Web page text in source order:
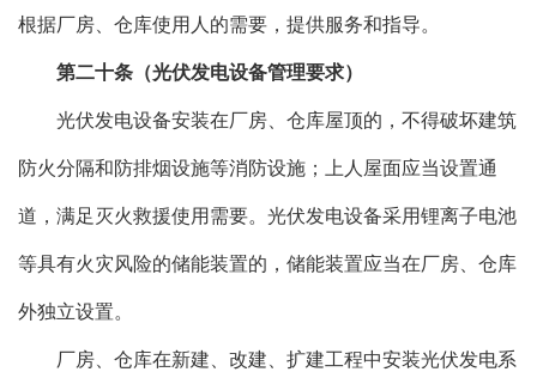
根据厂房、仓库使用人的需要，提供服务和指导。
第二十条（光伏发电设备管理要求）
光伏发电设备安装在厂房、仓库屋顶的，不得破坏建筑
防火分隔和防排烟设施等消防设施；上人屋面应当设置通
道，满足灭火救援使用需要。光伏发电设备采用锂离子电池
等具有火灾风险的储能装置的，储能装置应当在厂房、仓库
外独立设置。
厂房、仓库在新建、改建、扩建工程中安装光伏发电系